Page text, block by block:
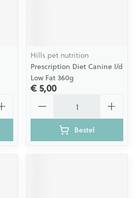
Hills pet nutrition
Prescription Diet Canine I/d
Low Fat 360g
€ 5,00
Bestel